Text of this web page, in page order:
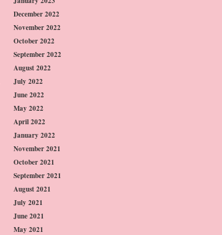
December 2022
November 2022
October 2022
September 2022
August 2022
July 2022
June 2022
May 2022
April 2022
January 2022
November 2021
October 2021
September 2021
August 2021
July 2021
June 2021
May 2021